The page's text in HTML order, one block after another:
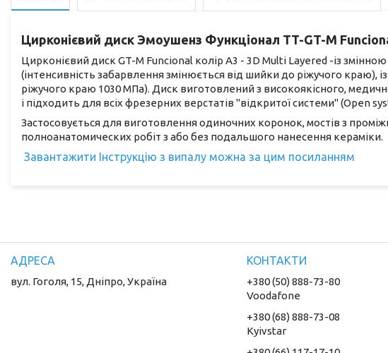
Цирконієвий диск Эмоушенз Функціонал TT-GT-M
Цирконієвий диск GT-M Funcional колір A3 - 3D Multi Layered -із
(інтенсивність забарвлення змінюється від шийки до ріжучого краю),
ріжучого краю 1030 МПа). Диск виготовлений з високоякісного,
і підходить для всіх фрезерних верстатів "відкритої системи" (Open
Застосовується для виготовлення одиночних коронок, мостів з
полноанатомических робіт з або без подальшого нанесення кераміки.
Завантажити Інструкцію з випалу можна за цим посиланням
вул. Гоголя, 15, Дніпро, Україна
+380 (50) 888-73-80
Voodafone
+380 (68) 888-73-08
Kyivstar